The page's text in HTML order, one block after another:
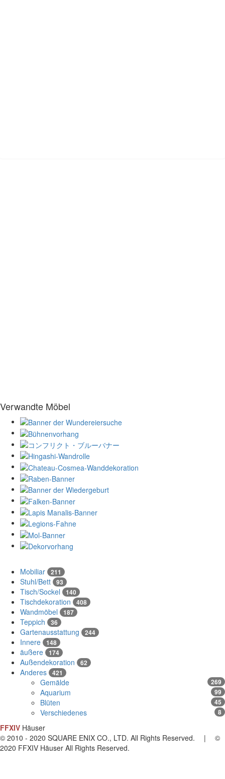
Verwandte Möbel
Mobiliar 211
Stuhl/Bett 93
Tisch/Sockel 140
Tischdekoration 408
Wandmöbel 187
Teppich 36
Gartenausstattung 244
Innere 148
äußere 174
Außendekoration 62
Anderes 421
Gemälde 269
Aquarium 99
Blüten 45
Verschiedenes 8
FFXIV Häuser
© 2010 - 2020 SQUARE ENIX CO., LTD. All Rights Reserved. | ©
2020 FFXIV Häuser All Rights Reserved.